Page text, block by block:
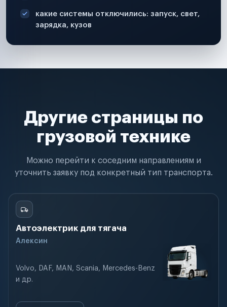
какие системы отключились: запуск, свет,
зарядка, кузов
Другие страницы по
грузовой технике
Можно перейти к соседним направлениям и
уточнить заявку под конкретный тип транспорта.
Автоэлектрик для тягача
Алексин
Volvo, DAF, MAN, Scania, Mercedes-Benz
и др.